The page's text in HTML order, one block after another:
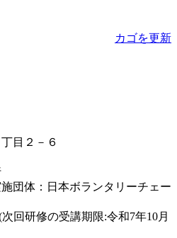
カゴを更新
目２－６
団体：日本ボランタリーチェー
回研修の受講期限:令和7年10月